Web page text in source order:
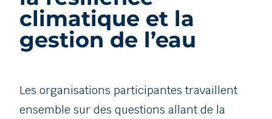
climatique et la
gestion de l’eau
Les organisations participantes travaillent
ensemble sur des questions allant de la